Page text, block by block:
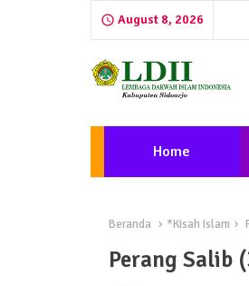
August 8, 2026
Home
Beranda *Kisah Islam
Perang Salib